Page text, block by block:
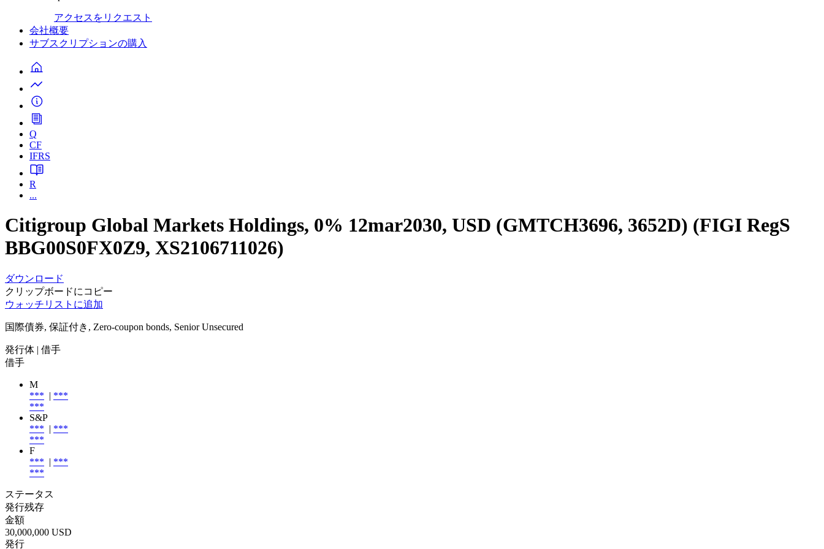
アクセスをリクエスト
会社概要
サブスクリプションの購入
Q
CF
IFRS
R
...
Citigroup Global Markets Holdings, 0% 12mar2030, USD (GMTCH3696, 3652D) (FIGI RegS
BBG00S0FX0Z9, XS2106711026)
ダウンロード
クリップボードにコピー
ウォッチリストに追加
国際債券, 保証付き, Zero-coupon bonds, Senior Unsecured
発行体 | 借手
借手
M
*** | ***
***
S&P
*** | ***
***
F
*** | ***
***
ステータス
発行残存
金額
30,000,000 USD
発行